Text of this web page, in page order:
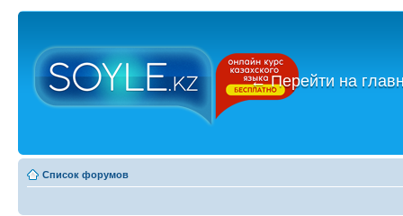
←Перейти на
Список форумов